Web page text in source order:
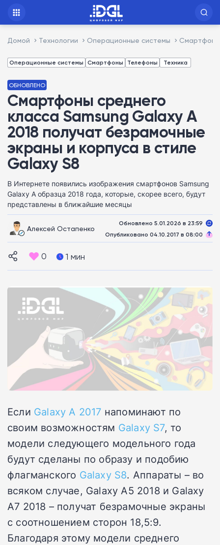
Домой Технологии Операционные системы Смартфоны
Операционные системы Смартфоны Телефоны Техника
ОБНОВЛЕНО
Смартфоны среднего
класса Samsung Galaxy A
2018 получат безрамочные
экраны и корпуса в стиле
Galaxy S8
В Интернете появились изображения смартфонов Samsung
Galaxy A образца 2018 года, которые, скорее всего, будут
представлены в ближайшие месяцы
Алексей Остапенко
Обновлено 5.01.2026 в 23:59
Опубликовано 04.10.2017 в 08:00
0 1 мин
Если Galaxy A 2017 напоминают по
своим возможностям Galaxy S7, то
модели следующего модельного года
будут сделаны по образу и подобию
флагманского Galaxy S8. Аппараты – во
всяком случае, Galaxy A5 2018 и Galaxy
A7 2018 – получат безрамочные экраны
с соотношением сторон 18,5:9.
Благодаря этому модели среднего